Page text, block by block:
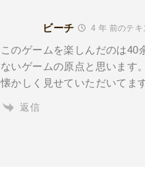
ビーチ 4 年 前のテキ
このゲームを楽しんだのは40
ないゲームの原点と思います。
懐かしく見せていただいてま
返信